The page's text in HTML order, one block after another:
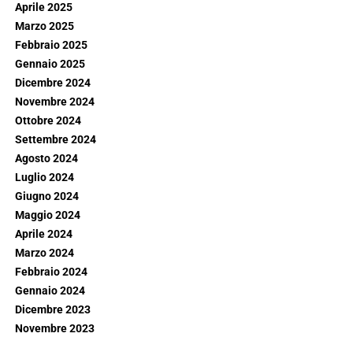
Aprile 2025
Marzo 2025
Febbraio 2025
Gennaio 2025
Dicembre 2024
Novembre 2024
Ottobre 2024
Settembre 2024
Agosto 2024
Luglio 2024
Giugno 2024
Maggio 2024
Aprile 2024
Marzo 2024
Febbraio 2024
Gennaio 2024
Dicembre 2023
Novembre 2023